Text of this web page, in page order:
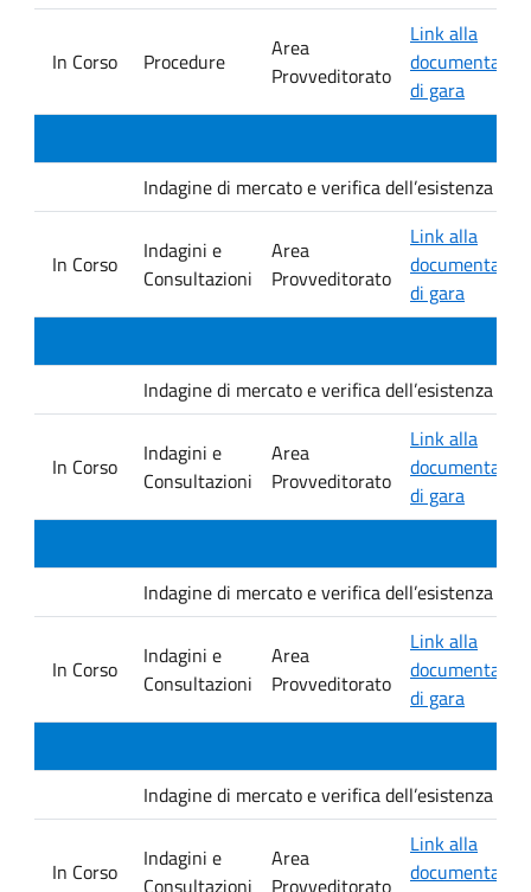
In Corso Procedure
Area
Provveditorato
Link alla
di gara
Indagine di mercato e verifica dell’esistenza
In Corso
Indagini e
Consultazioni
Area
Provveditorato
Link alla
di gara
Indagine di mercato e verifica dell’esistenza
In Corso
Indagini e
Consultazioni
Area
Provveditorato
Link alla
di gara
Indagine di mercato e verifica dell’esistenza
In Corso
Indagini e
Consultazioni
Area
Provveditorato
Link alla
di gara
Indagine di mercato e verifica dell’esistenza
In Corso
Indagini e
Consultazioni
Area
Provveditorato
Link alla